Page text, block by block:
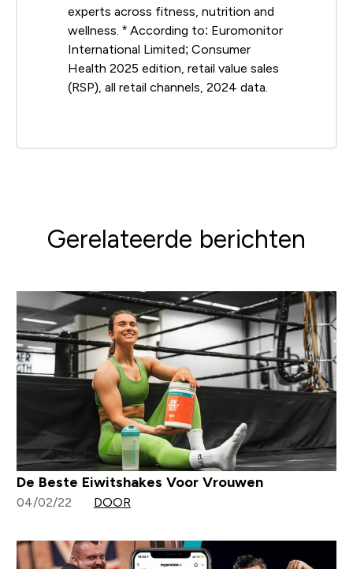
experts across fitness, nutrition and
wellness. * According to: Euromonitor
International Limited; Consumer
Health 2025 edition, retail value sales
(RSP), all retail channels, 2024 data.
Gerelateerde berichten
De Beste Eiwitshakes Voor Vrouwen
04/02/22 DOOR